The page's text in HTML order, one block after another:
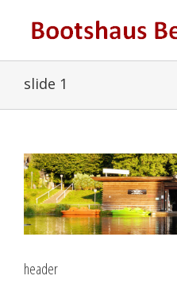
slide 1
header